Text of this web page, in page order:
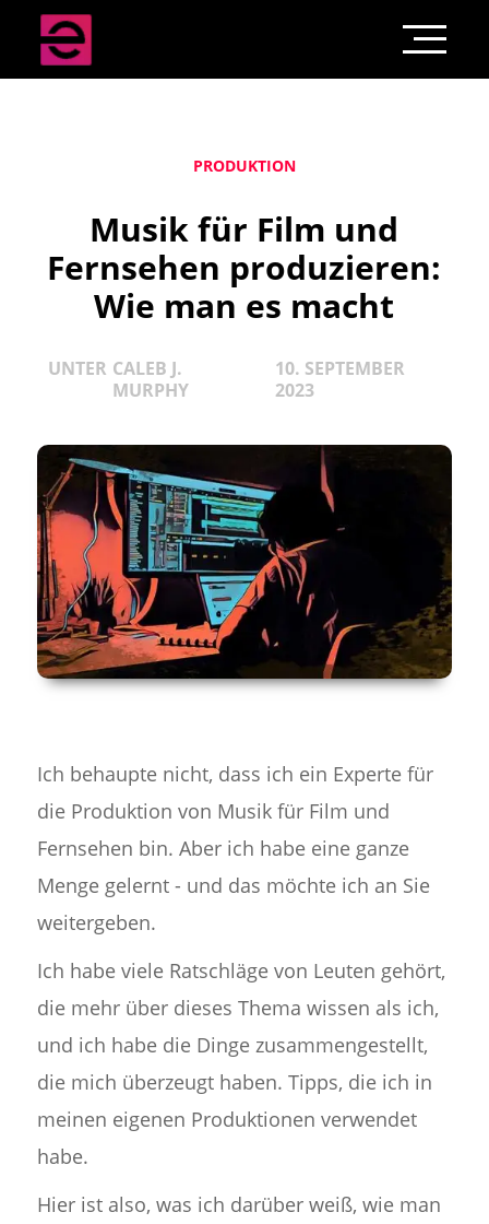
PRODUKTION
Musik für Film und
Fernsehen produzieren:
Wie man es macht
UNTER CALEB J.
MURPHY
10. SEPTEMBER
2023
Ich behaupte nicht, dass ich ein Experte für
die Produktion von Musik für Film und
Fernsehen bin. Aber ich habe eine ganze
Menge gelernt - und das möchte ich an Sie
weitergeben.
Ich habe viele Ratschläge von Leuten gehört,
die mehr über dieses Thema wissen als ich,
und ich habe die Dinge zusammengestellt,
die mich überzeugt haben. Tipps, die ich in
meinen eigenen Produktionen verwendet
habe.
Hier ist also, was ich darüber weiß, wie man